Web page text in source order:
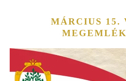
MÁRCIUS 15.